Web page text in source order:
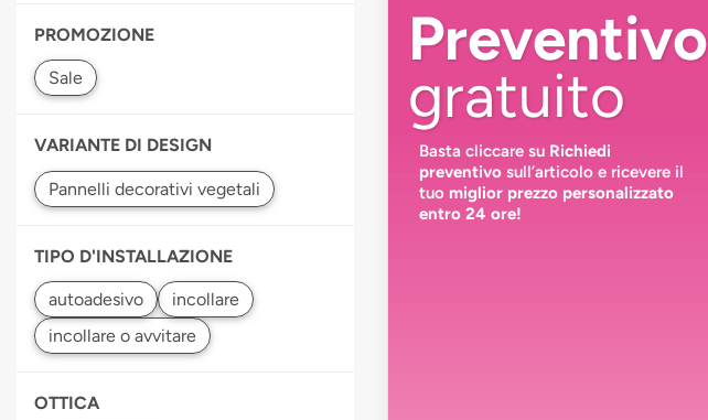
PROMOZIONE
VARIANTE DI DESIGN
TIPO D'INSTALLAZIONE
OTTICA
Preventivo
gratuito
Basta cliccare su Richiedi
preventivo sull’articolo e ricevere il
tuomiglior prezzo personalizzato
entro 24 ore!